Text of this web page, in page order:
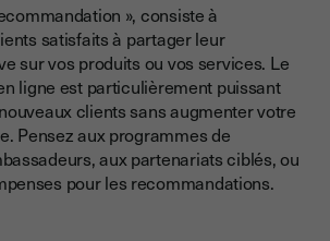
», consiste à
satisfaits à partager leur
sur vos produits ou vos services. Le
ligne est particulièrement puissant
clients sans augmenter votre
Pensez aux programmes de
aux partenariats ciblés, ou
pour les recommandations.